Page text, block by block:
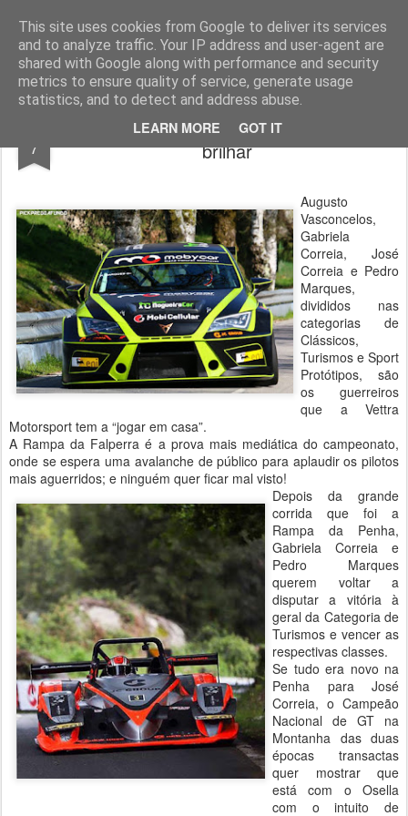
This site uses cookies from Google to deliver its services
and to analyze traffic. Your IP address and user-agent are
shared with Google along with performance and security
metrics to ensure quality of service, generate usage
statistics, and to detect and address abuse.
LEARN MORE GOT IT
ROADGALAXY - Media Center
7
Falperra: a prova onde todos querem
brilhar
Augusto
Vasconcelos,
Gabriela
Correia, José
Correia e Pedro
Marques,
divididos nas
categorias de
Clássicos,
Turismos e Sport
Protótipos, são
os guerreiros
que a Vettra
Motorsport tem a “jogar em casa”.
A Rampa da Falperra é a prova mais mediática do campeonato,
onde se espera uma avalanche de público para aplaudir os pilotos
mais aguerridos; e ninguém quer ficar mal visto!
Depois da grande
corrida que foi a
Rampa da Penha,
Gabriela Correia e
Pedro Marques
querem voltar a
disputar a vitória à
geral da Categoria de
Turismos e vencer as
respectivas classes.
Se tudo era novo na
Penha para José
Correia, o Campeão
Nacional de GT na
Montanha das duas
épocas transactas
quer mostrar que
está com o Osella
com o intuito de